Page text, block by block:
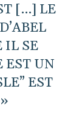
[…] LE
IL SE
EST UN
EST